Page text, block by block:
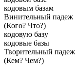
кодовым базам
Винительный падеж
(Кого? Что?)
кодовую базу
кодовые базы
Творительный падеж
(Кем? Чем?)